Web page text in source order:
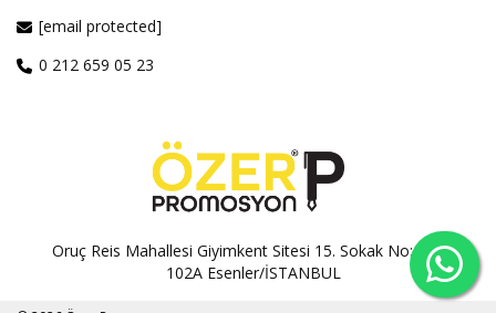
[email protected]
0 212 659 05 23
Oruç Reis Mahallesi Giyimkent Sitesi 15. Sokak No:100A-
102A Esenler/İSTANBUL